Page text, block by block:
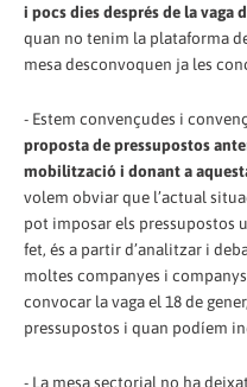
i pocs dies després de la vaga
quan no tenim la plataforma
mesa desconvoquen ja les
- Estem convençudes i
proposta de pressupostos
mobilització i donant a
volem obviar que l’actual
pot imposar els pressupostos
fet, és a partir d’analitzar i
moltes companyes i
convocar la vaga el 18 de
pressupostos i quan podíem
- La mesa sectorial no ha